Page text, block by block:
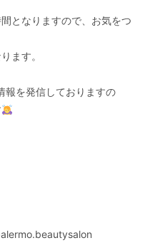
となりますので、お気をつ
ます。
報を発信しておりますの